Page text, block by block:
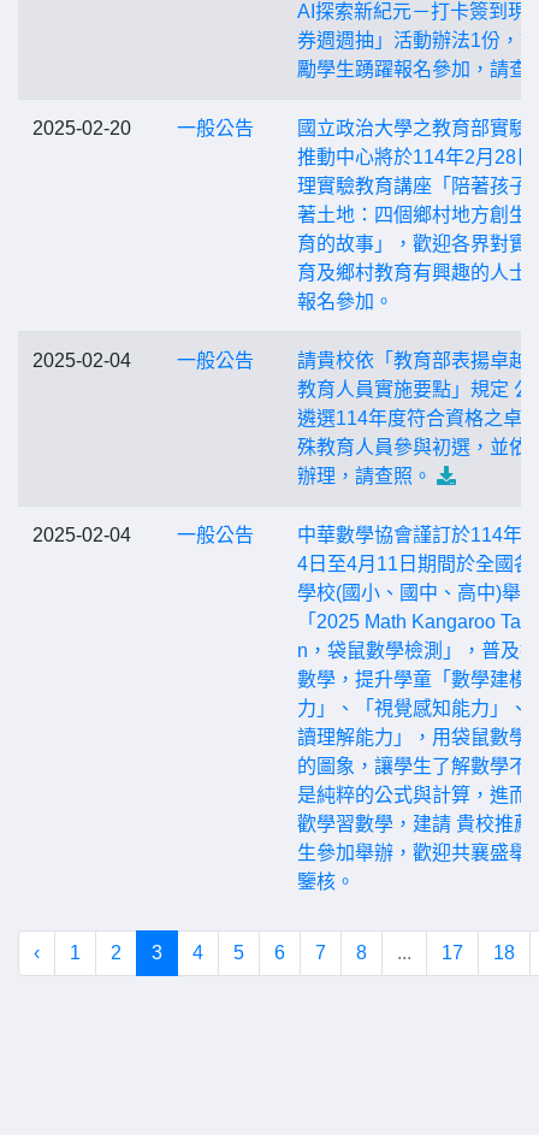
AI探索新紀元－打卡簽到現
券週週抽」活動辦法1份，
勵學生踴躍報名參加，請查
2025-02-20 一般公告
國立政治大學之教育部實驗
推動中心將於114年2月28日
理實驗教育講座「陪著孩子
著土地：四個鄉村地方創生
育的故事」，歡迎各界對實
育及鄉村教育有興趣的人士
報名參加。
2025-02-04 一般公告
請貴校依「教育部表揚卓越
教育人員實施要點」規定 公
遴選114年度符合資格之卓
殊教育人員參與初選，並依
辦理，請查照。
2025-02-04 一般公告
中華數學協會謹訂於114年3
4日至4月11日期間於全國各
學校(國小、國中、高中)舉辦
「2025 Math Kangaroo
n，袋鼠數學檢測」，普及
數學，提升學童「數學建模
力」、「視覺感知能力」、
讀理解能力」，用袋鼠數學
的圖象，讓學生了解數學不
是純粹的公式與計算，進而
歡學習數學，建請 貴校推薦
生參加舉辦，歡迎共襄盛舉
鑒核。
‹ 1 2 3 4 5 6 7 8 ... 17 18